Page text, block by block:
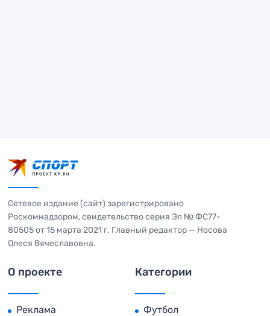
Сетевое издание (сайт) зарегистрировано
Роскомнадзором, свидетельство серия Эл № ФС77-
80505 от 15 марта 2021 г. Главный редактор — Носова
Олеся Вячеславовна.
О проекте
Реклама
Категории
Футбол